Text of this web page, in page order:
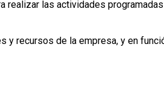
las actividades
y recursos de la empresa, y en